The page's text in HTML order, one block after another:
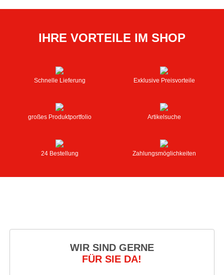
IHRE VORTEILE IM SHOP
Schnelle Lieferung Exklusive Preisvorteile
großes Produktportfolio Artikelsuche
24 Bestellung Zahlungsmöglichkeiten
WIR SIND GERNE
FÜR SIE DA!